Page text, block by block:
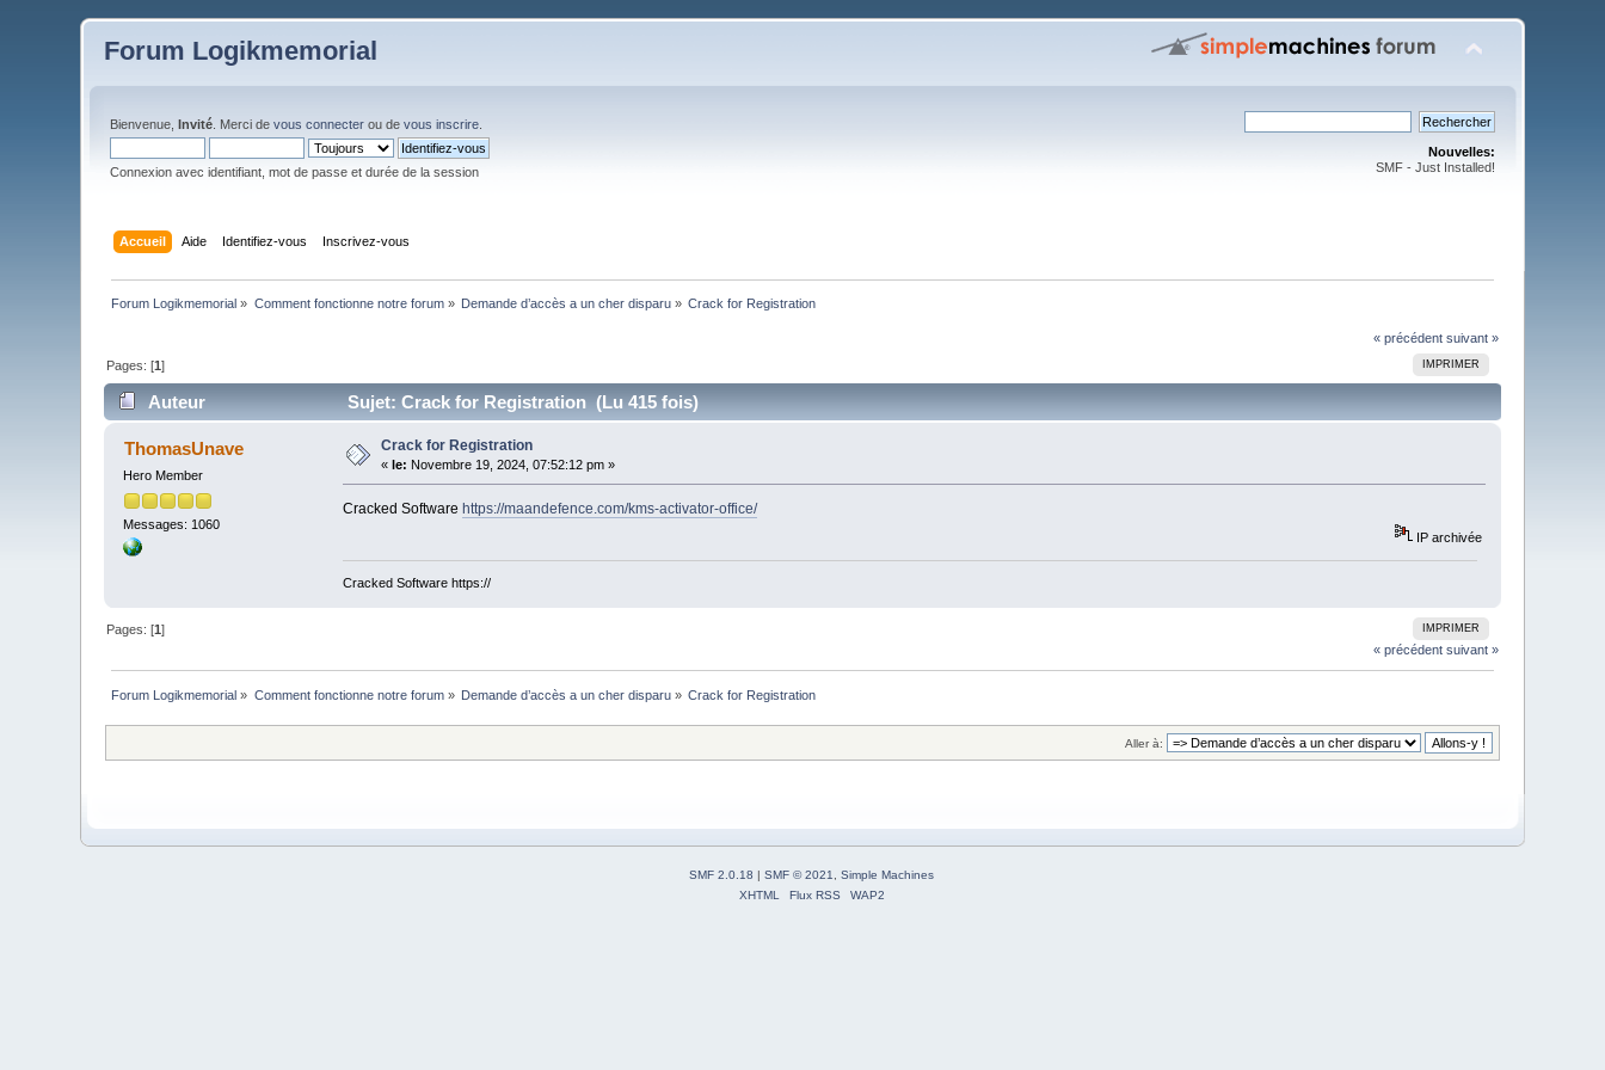
Forum Logikmemorial
Bienvenue,Invité . Merci devous connecter ou devous inscrire
Connexion avec identifiant, mot de passe et durée de la session
Nouvelles:
SMF - Just Installed!
Accueil Aide Identifiez-vous Inscrivez-vous
Forum Logikmemorial » Comment fonctionne notre forum» Demande d’accès a un cher disparu » Crack for Registration
« précédent suivant »
IMPRIMER
Pages: [1]
Auteur Sujet: Crack for Registration (Lu 415 fois)
ThomasUnave
Hero Member
Messages: 1060
Crack for Registration
« le: Novembre 19, 2024, 07:52:12 pm »
Cracked Software https://maandefence.com/kms-activator-office/
IP archivée
Cracked Software https://
IMPRIMER
Pages: [1]
« précédent suivant »
Forum Logikmemorial » Comment fonctionne notre forum» Demande d’accès a un cher disparu » Crack for Registration
Aller à:
SMF 2.0.18 | SMF © 2021
Simple Machines
XHTML
Flux RSS WAP2